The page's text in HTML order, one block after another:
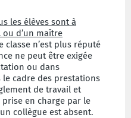
les élèves sont à
ou d’un maître
classe n’est plus réputé
ne peut être exigée
ou dans
cadre des prestations
de travail et
en charge par le
collègue est absent.